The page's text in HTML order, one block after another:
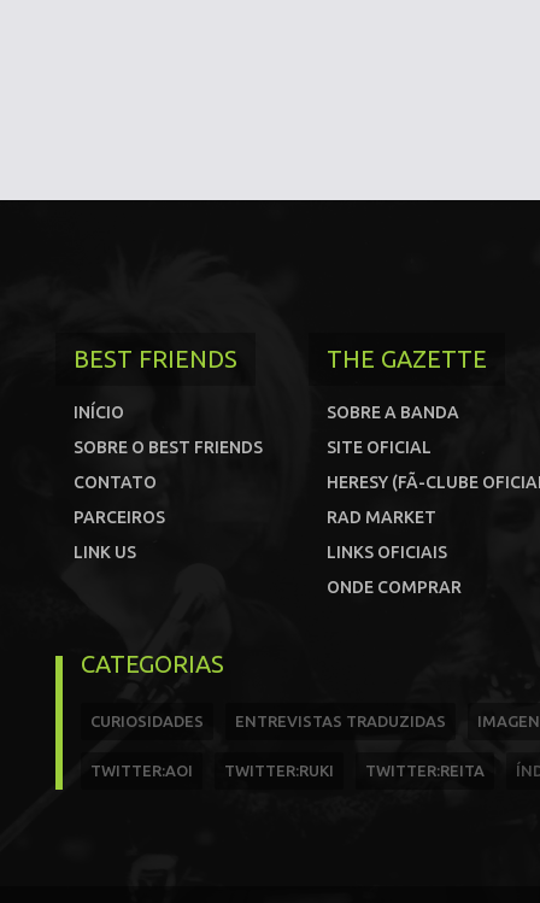
BEST FRIENDS
INÍCIO
SOBRE O BEST FRIENDS
CONTATO
PARCEIROS
LINK US
THE GAZETTE
SOBRE A BANDA
SITE OFICIAL
HERESY (FÃ-CLUBE
RAD MARKET
LINKS OFICIAIS
ONDE COMPRAR
CATEGORIAS
CURIOSIDADES ENTREVISTAS TRADUZIDAS
TWITTER:AOI TWITTER:RUKI TWITTER:REITA